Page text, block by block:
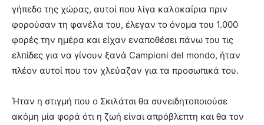
γήπεδο της χώρας, αυτοί που λίγα καλοκαίρια πριν
φορούσαν τη φανέλα του, έλεγαν το όνομα του 1.000
φορές την ημέρα και είχαν εναποθέσει πάνω του τις
ελπίδες για να γίνουν ξανά Campioni del mondo, ήταν
πλέον αυτοί που τον χλεύαζαν για τα προσωπικά του.
Ήταν η στιγμή που ο Σκιλάτσι θα συνειδητοποιούσε
ακόμη μία φορά ότι η ζωή είναι απρόβλεπτη και θα τον